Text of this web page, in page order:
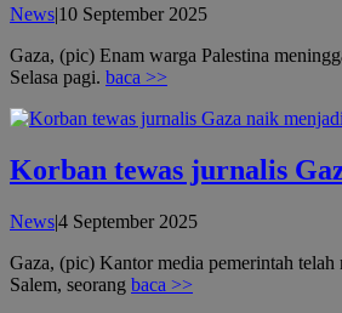
News|10 September 2025oleh
Gaza, (pic) Enam warga Palestina
Selasa pagi. baca >>
Korban tewas jurnalis
News|4 September 2025oleh
Gaza, (pic) Kantor media pemerintah
Salem, seorang baca >>